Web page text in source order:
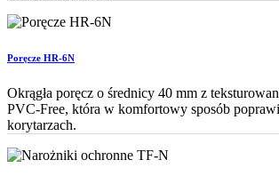
Poręcze HR-6N
Okrągła poręcz o średnicy 40 mm z
PVC-Free, która w komfortowy sposób
korytarzach.